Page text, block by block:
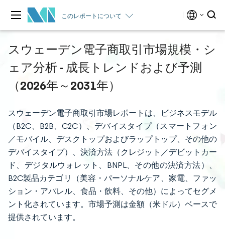
このレポートについて
スウェーデン電子商取引市場規模・シ
ェア分析 - 成長トレンドおよび予測
（2026年～2031年）
スウェーデン電子商取引市場レポートは、ビジネスモデル
（B2C、B2B、C2C）、デバイスタイプ（スマートフォン
／モバイル、デスクトップおよびラップトップ、その他の
デバイスタイプ）、決済方法（クレジット／デビットカー
ド、デジタルウォレット、BNPL、その他の決済方法）、
B2C製品カテゴリ（美容・パーソナルケア、家電、ファッ
ション・アパレル、食品・飲料、その他）によってセグメ
ント化されています。市場予測は金額（米ドル）ベースで
提供されています。